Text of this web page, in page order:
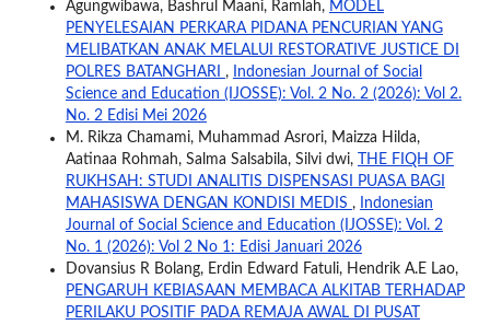
Agungwibawa, Bashrul Maani, Ramlah, MODEL
PENYELESAIAN PERKARA PIDANA PENCURIAN YANG
MELIBATKAN ANAK MELALUI RESTORATIVE JUSTICE DI
POLRES BATANGHARI ,
Indonesian Journal of Social
Science and Education (IJOSSE): Vol. 2 No. 2 (2026): Vol 2.
No. 2 Edisi Mei 2026
M. Rikza Chamami, Muhammad Asrori, Maizza Hilda,
Aatinaa Rohmah, Salma Salsabila, Silvi dwi,
THE FIQH OF
RUKHSAH: STUDI ANALITIS DISPENSASI PUASA BAGI
MAHASISWA DENGAN KONDISI MEDIS ,
Indonesian
Journal of Social Science and Education (IJOSSE): Vol. 2
No. 1 (2026): Vol 2 No 1: Edisi Januari 2026
Dovansius R Bolang, Erdin Edward Fatuli, Hendrik A.E Lao,
PENGARUH KEBIASAAN MEMBACA ALKITAB TERHADAP
PERILAKU POSITIF PADA REMAJA AWAL DI PUSAT